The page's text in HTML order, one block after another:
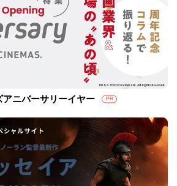
ニバーサリーイヤー PR